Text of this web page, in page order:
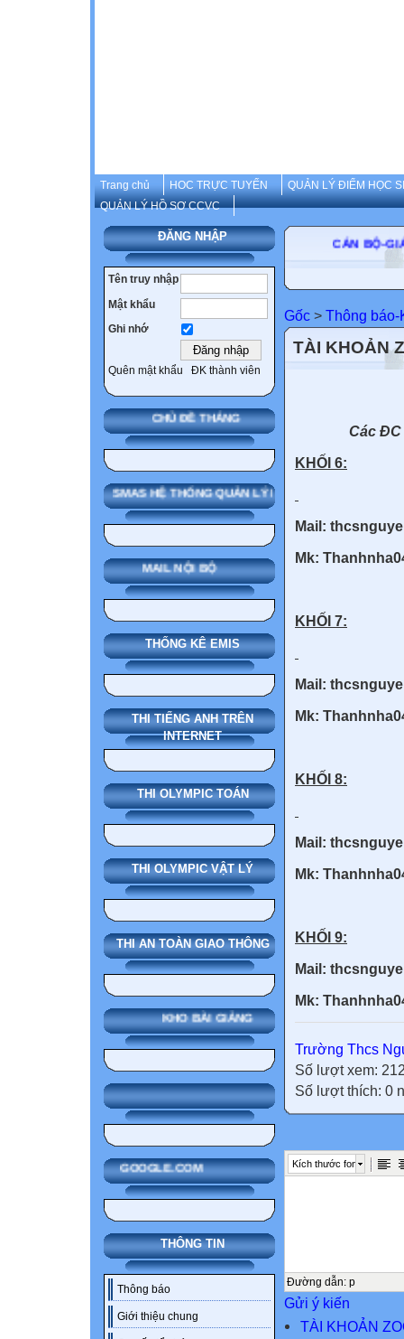
Trang chủ HOC TRỰC TUYẾN
QUẢN LÝ ĐIỂM HỌC
QUẢN LÝ HỒ SƠ CCVC
ĐĂNG NHẬP
Tên truy nhập
Mật khẩu
Ghi nhớ
Quên mật khẩu ĐK thành viên
CHỦ ĐỀ THÁNG
SMAS HỆ THỐNG QUẢN LÝ NHÀ TRƯỜNG
MAIL NỘI BỘ
THỐNG KÊ EMIS
THI TIẾNG ANH TRÊN
INTERNET
THI OLYMPIC TOÁN
THI OLYMPIC VẬT LÝ
THI AN TOÀN GIAO THÔNG
KHO BÀI GIẢNG
GOOGLE.COM
THÔNG TIN
Thông báo
Giới thiệu chung
CÁN
Gốc > Thông báo-
TÀI KHOẢN
Các ĐC
KHỐI 6:
Mail:
Mk:
KHỐI 7:
Mail:
Mk:
KHỐI 8:
Mail:
Mk:
KHỐI 9:
Mail:
Mk:
Trường Thcs
Số lượt xem:
Số lượt thích: 0
Kích thước font
Đường dẫn: p
Gửi ý kiến
TÀI KHOẢN